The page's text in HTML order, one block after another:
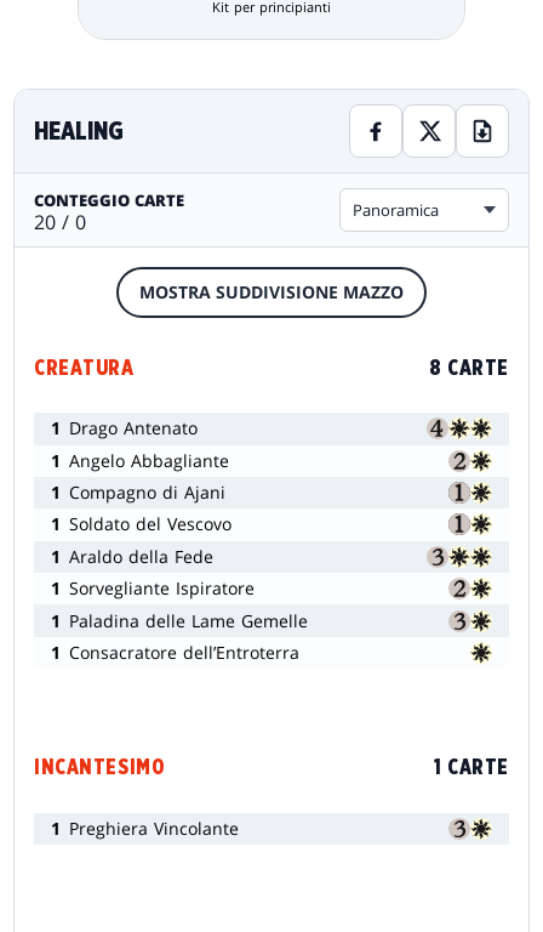
Kit per principianti
HEALING
CONTEGGIO CARTE
20 / 0 Panoramica
MOSTRA SUDDIVISIONE MAZZO
CREATURA 8 CARTE
1 Drago Antenato
1 Angelo Abbagliante
1 Compagno di Ajani
1 Soldato del Vescovo
1 Araldo della Fede
1 Sorvegliante Ispiratore
1 Paladina delle Lame Gemelle
1 Consacratore dell’Entroterra
INCANTESIMO 1 CARTE
1 Preghiera Vincolante